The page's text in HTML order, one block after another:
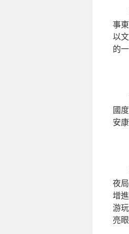
事
以
的
國
安
夜
增
游
亮